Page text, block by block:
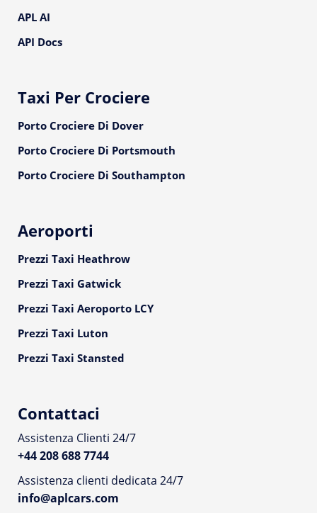
APL AI
API Docs
Taxi Per Crociere
Porto Crociere Di Dover
Porto Crociere Di Portsmouth
Porto Crociere Di Southampton
Aeroporti
Prezzi Taxi Heathrow
Prezzi Taxi Gatwick
Prezzi Taxi Aeroporto LCY
Prezzi Taxi Luton
Prezzi Taxi Stansted
Contattaci
Assistenza Clienti 24/7
+44 208 688 7744
Assistenza clienti dedicata 24/7
info@aplcars.com